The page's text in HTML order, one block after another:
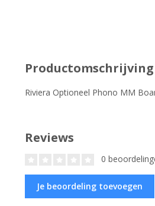
Productomschrijving
Riviera Optioneel Phono MM
Reviews
0
Je beoordeling toevoegen